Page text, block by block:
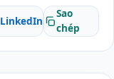
LinkedIn
Sao
chép